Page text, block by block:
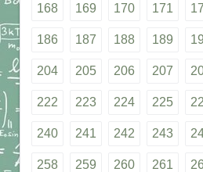
168 169 170 171
186 187 188 189
204 205 206 207
222 223 224 225
240 241 242 243
258 259 260 261